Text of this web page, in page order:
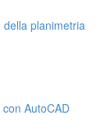
planimetria
AutoCAD